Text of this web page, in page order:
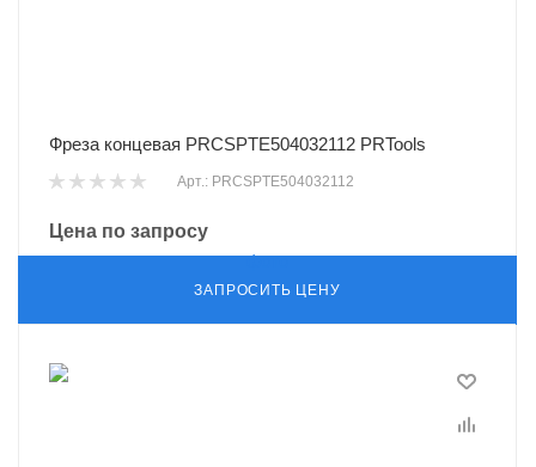
Фреза концевая PRCSPTE504032112 PRTools
Арт.: PRCSPTE504032112
Цена по запросу
ЗАПРОСИТЬ ЦЕНУ